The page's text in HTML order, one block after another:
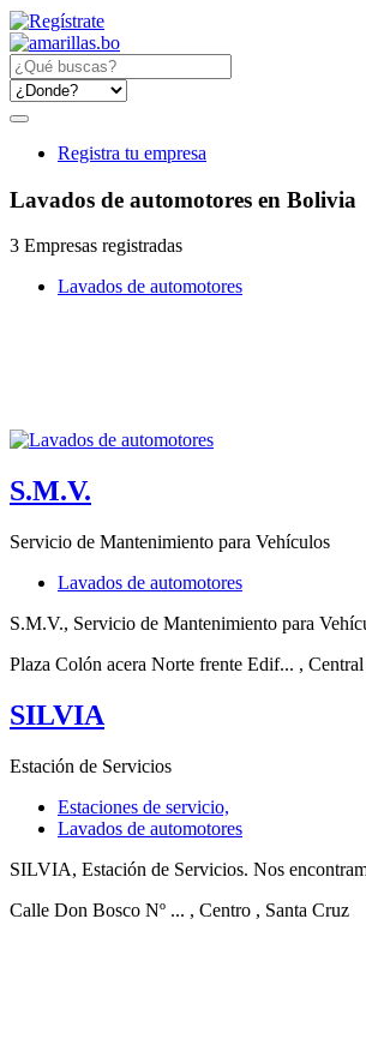
Registra tu empresa
Lavados de automotores en Bolivia
3 Empresas registradas
Lavados de automotores
S.M.V.
Servicio de Mantenimiento para Vehículos
Lavados de automotores
S.M.V., Servicio de Mantenimiento para
Plaza Colón acera Norte frente Edif... , Central
SILVIA
Estación de Servicios
Estaciones de servicio,
Lavados de automotores
SILVIA, Estación de Servicios. Nos
Calle Don Bosco Nº ... , Centro , Santa Cruz